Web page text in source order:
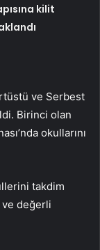
kilit
ve Serbest
Birinci olan
okullarını
takdim
ve değerli